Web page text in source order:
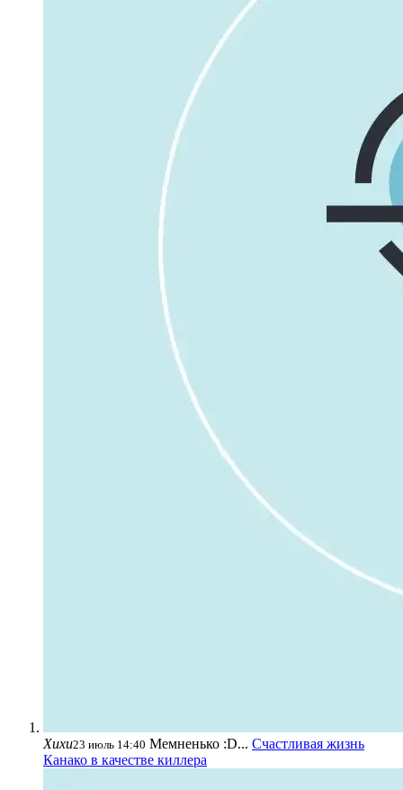
Хихи23 июль 14:40 Мемненько :D... Счастливая жизнь
Канако в качестве киллера